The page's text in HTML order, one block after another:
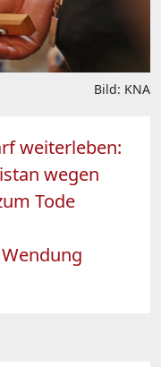
Bild: KNA
weiterleben:
wegen
Tode